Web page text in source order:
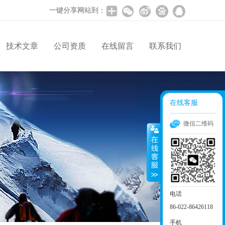
一键分享网站到：
技术文章 公司资质 在线留言 联系我们
在线客服
微信二维码
电话
86-022-86426118
手机